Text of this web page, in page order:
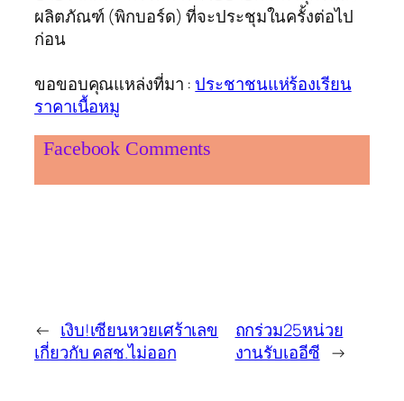
ผลิตภัณฑ์ (พิกบอร์ด) ที่จะประชุมในครั้งต่อไป
ก่อน
ขอขอบคุณแหล่งที่มา : ประชาชนแห่ร้องเรียน
ราคาเนื้อหมู
Facebook Comments
← เงิบ!เซียนหวยเศร้าเลข
เกี่ยวกับ คสช.ไม่ออก
ถกร่วม25หน่วย
งานรับเออีซี →